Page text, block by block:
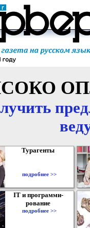
Турагенты
подробнее >>
IT и программи-
рование
подробнее >>